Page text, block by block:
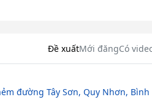
Đề xuấtMới đăngCó
đường Tây Sơn, Quy Nhơn, Bình